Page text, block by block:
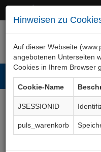
Hinweisen zu
Auf dieser Webseite
angebotenen Unterseiten
Cookies in Ihrem Browser
Cookie-Name
JSESSIONID
puls_warenkorb
konservativ